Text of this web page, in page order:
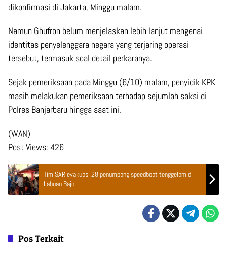
dikonfirmasi di Jakarta, Minggu malam.
Namun Ghufron belum menjelaskan lebih lanjut mengenai
identitas penyelenggara negara yang terjaring operasi
tersebut, termasuk soal detail perkaranya.
Sejak pemeriksaan pada Minggu (6/10) malam, penyidik KPK
masih melakukan pemeriksaan terhadap sejumlah saksi di
Polres Banjarbaru hingga saat ini.
(WAN)
Post Views: 426
Tim SAR evakuasi 28 penumpang speedboat tenggelam di
Labuan Bajo
Pos Terkait